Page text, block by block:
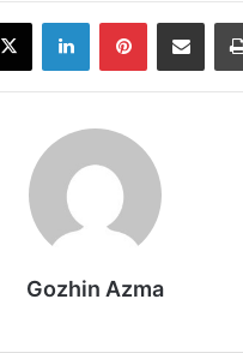
X LinkedInPinterestShare via Email
Gozhin Azma